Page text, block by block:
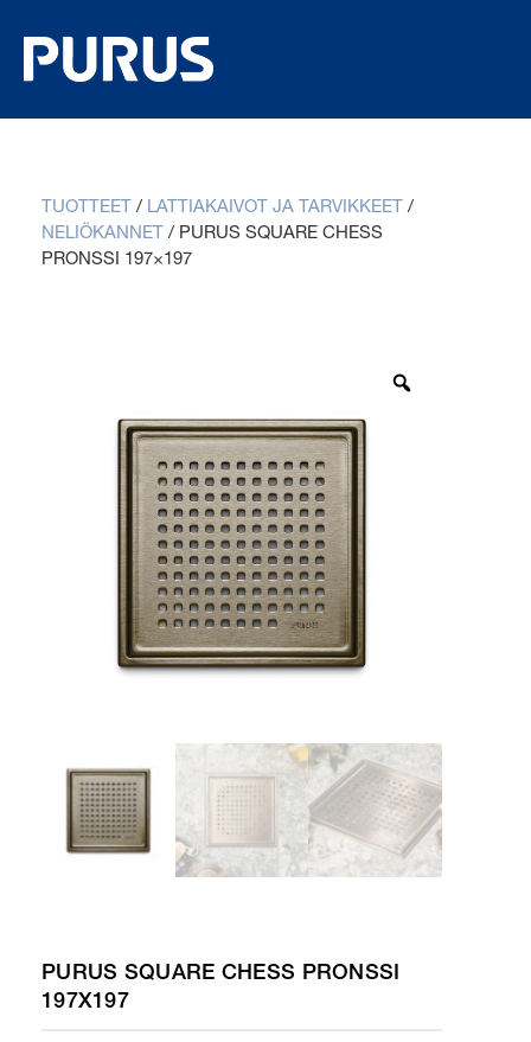
TUOTTEET / LATTIAKAIVOT JA TARVIKKEET /
NELIÖKANNET / PURUS SQUARE CHESS
PRONSSI 197×197
PURUS SQUARE CHESS PRONSSI
197X197